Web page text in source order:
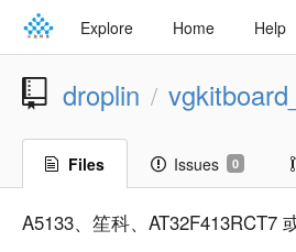
Explore Home Help
droplin /
Files Issues 0
A5133、笙科、AT32F413RCT7